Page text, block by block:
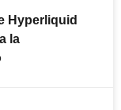
Hyperliquid
la